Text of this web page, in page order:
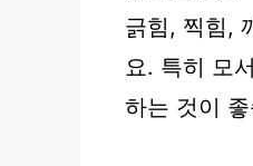
긁힘, 찍힘,
요. 특히 모
하는 것이